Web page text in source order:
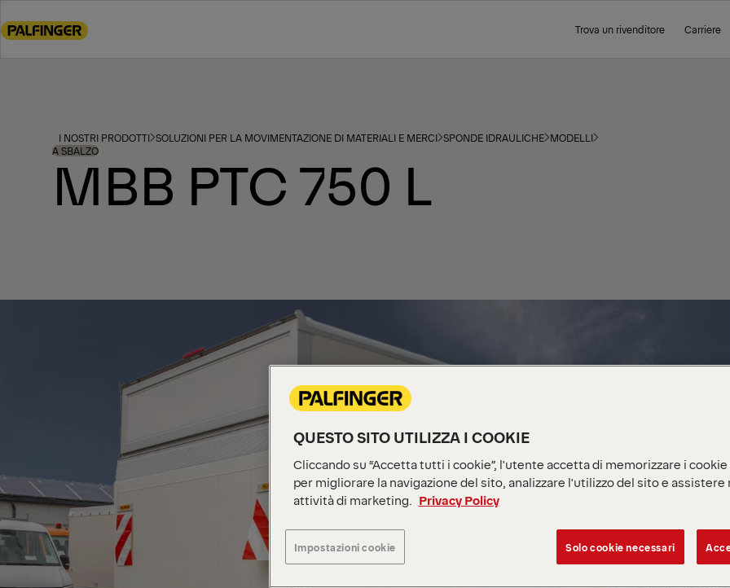
to
Trova un rivenditore Carriere
I NOSTRI PRODOTTI SOLUZIONI PER LA MOVIMENTAZIONE DI MATERIALI E MERCI SPONDE IDRAULICHE MODELLI
A SBALZO
MBB PTC 750 L
QUESTO SITO UTILIZZA I COOKIE
Cliccando su “Accetta tutti i cookie”, l'utente accetta di memorizzare i
per migliorare la navigazione del sito, analizzare l'utilizzo del sito e
attività di marketing.
Privacy Policy
Impostazioni cookie Solo cookie necessari